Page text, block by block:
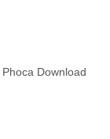
Phoca Download